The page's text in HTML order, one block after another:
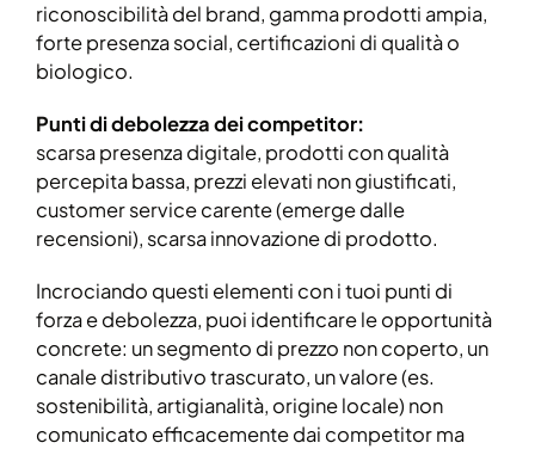
riconoscibilità del brand, gamma prodotti ampia,
forte presenza social, certificazioni di qualità o
biologico.
Punti di debolezza dei competitor:
scarsa presenza digitale, prodotti con qualità
percepita bassa, prezzi elevati non giustificati,
customer service carente (emerge dalle
recensioni), scarsa innovazione di prodotto.
Incrociando questi elementi con i tuoi punti di
forza e debolezza, puoi identificare le opportunità
concrete: un segmento di prezzo non coperto, un
canale distributivo trascurato, un valore (es.
sostenibilità, artigianalità, origine locale) non
comunicato efficacemente dai competitor ma